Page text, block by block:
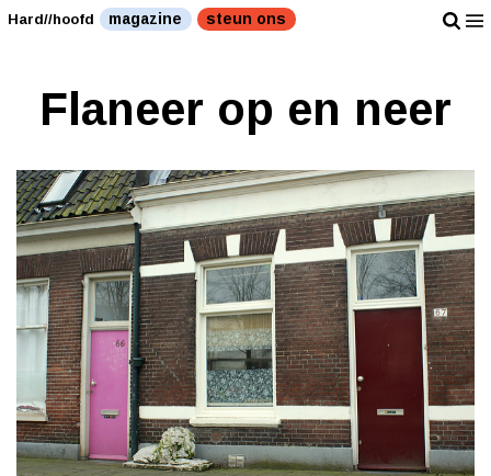
Hard//hoofd magazine steun ons
Flaneer op en neer